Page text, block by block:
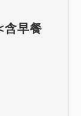
含早餐